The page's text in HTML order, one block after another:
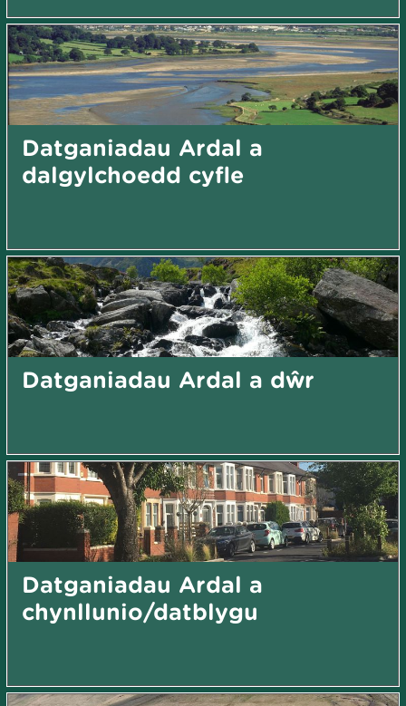
Datganiadau Ardal a
dalgylchoedd cyfle
Datganiadau Ardal a dŵr
Datganiadau Ardal a
chynllunio/datblygu